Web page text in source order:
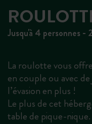
Jusqu'à 4 personnes -
La roulotte vous
en couple ou avec
l’évasion en plus !
Le plus de cet
table de pique-nique.